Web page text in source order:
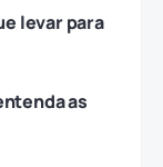
levar para
as